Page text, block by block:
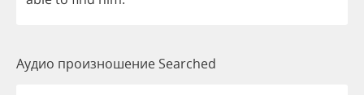
Аудио произношение Searched